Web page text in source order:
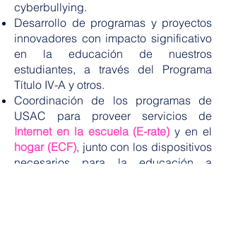
cyberbullying.
Desarrollo de programas y proyectos
innovadores con impacto significativo
en la educación de nuestros
estudiantes, a través del Programa
Título IV-A y otros.
Coordinación de los programas de
USAC para proveer servicios de
Internet en la escuela (E-rate) y en el
hogar (ECF), junto con los dispositivos
necesarios para la educación a